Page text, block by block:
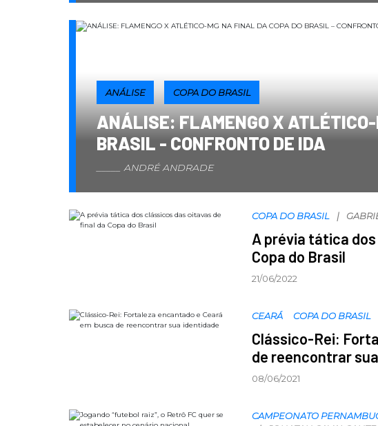
ANÁLISE COPA DO BRASIL
ANÁLISE: FLAMENGO X
BRASIL - CONFRONTO DE IDA
ANDRÉ ANDRADE
COPA DO BRASIL
A prévia tática
Copa do Brasil
21/06/2022
CEARÁ COPA DO BRASIL
Clássico-Rei:
de reencontrar
08/06/2021
CAMPEONATO